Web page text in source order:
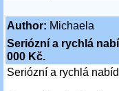
Author: Michaela
Seriózní a rychlá
000 Kč.
Seriózní a rychlá